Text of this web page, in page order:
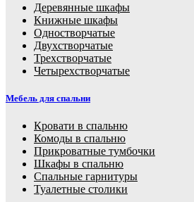
Деревянные шкафы
Книжные шкафы
Одностворчатые
Двухстворчатые
Трехстворчатые
Четырехстворчатые
Мебель для спальни
Кровати в спальню
Комоды в спальню
Прикроватные тумбочки
Шкафы в спальню
Спальные гарнитуры
Туалетные столики